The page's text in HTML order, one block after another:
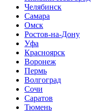
Челябинск
Самара
Омск
Ростов-на-Дону
Уфа
Красноярск
Воронеж
Пермь
Волгоград
Сочи
Саратов
Тюмень